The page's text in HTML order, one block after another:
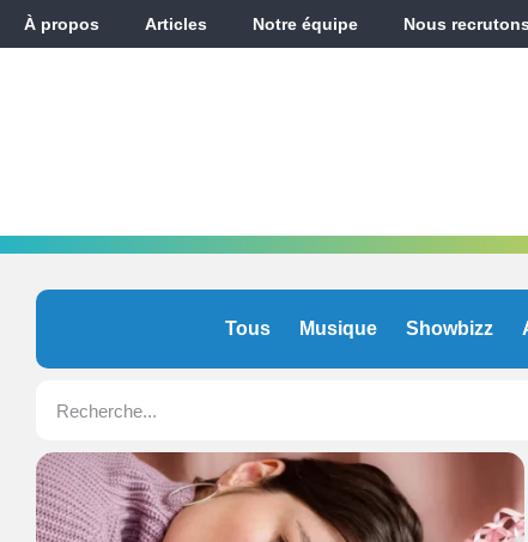
À propos Articles Notre équipe Nous recrutons
Tous Musique Showbizz